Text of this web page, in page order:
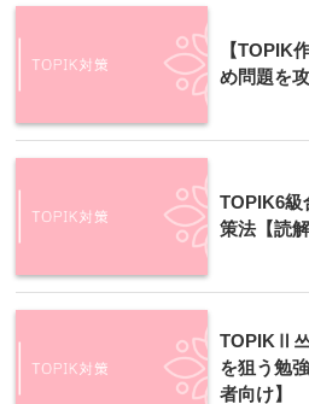
【TOPIK
め問題を
TOPIK6
策法【読
TOPIKⅡ
を狙う勉
者向け】